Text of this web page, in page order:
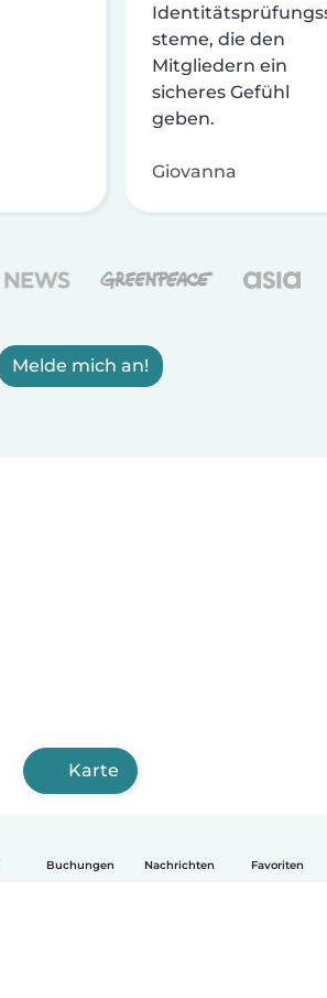
Buchungen Nachrichten Favoriten
steme, die den
Mitgliedern ein
sicheres Gefühl
geben.
Giovanna
Melde mich an!
Karte